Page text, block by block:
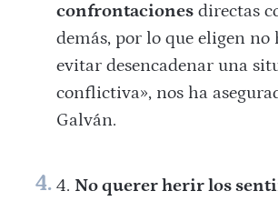
confrontacionesdirectas
demás, por lo que eligen no
evitar desencadenar una
conflictiva», nos ha
Galván.
No querer herir los